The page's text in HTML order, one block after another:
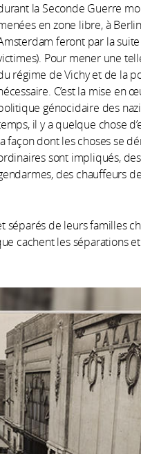
la Seconde Guerre
en zone libre, à
feront par la
Pour mener une
régime de Vichy et de la
C’est la mise en
génocidaire des
il y a quelque chose
façon dont les choses se
sont impliqués,
des chauffeurs de
séparés de leurs familles
cachent les séparations